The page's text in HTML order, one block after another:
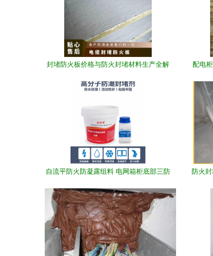
封堵防火板价格与防火封堵材料生产全解
配电
自流平防火防凝露组料 电网箱柜底部三防
防火